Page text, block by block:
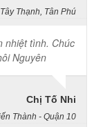
Thạnh, Tân Phú
nhiệt tình. Chúc
Nguyên
Chị Tố Nhi
Thành - Quận 10